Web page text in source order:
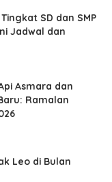
SD dan SMP
Jadwal dan
Asmara dan
Ramalan
Leo di Bulan